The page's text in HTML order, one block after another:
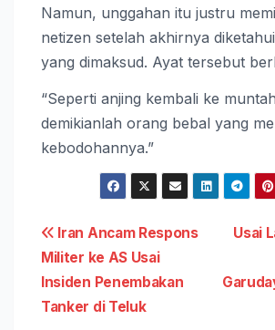
Namun, unggahan itu justru
netizen setelah akhirnya
yang dimaksud. Ayat tersebut
“Seperti anjing kembali ke
demikianlah orang bebal yang
kebodohannya.”
Navigasi
pos
Usai
Iran Ancam Respons
Militer ke AS Usai
Insiden Penembakan
Tanker di Teluk